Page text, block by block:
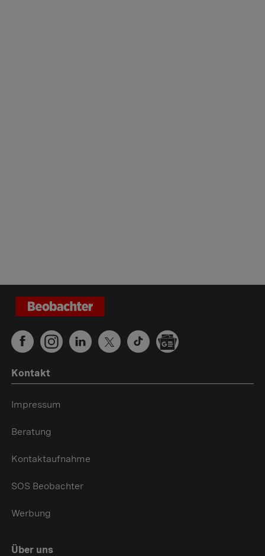
Kontakt
Impressum
Beratung
Kontaktaufnahme
SOS Beobachter
Werbung
Über uns